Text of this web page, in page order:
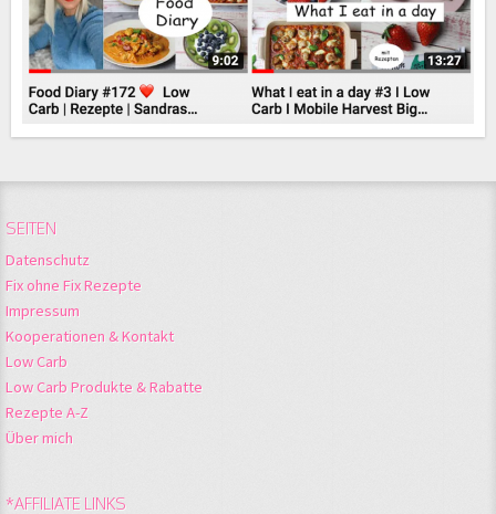
SEITEN
Datenschutz
Fix ohne Fix Rezepte
Impressum
Kooperationen & Kontakt
Low Carb
Low Carb Produkte & Rabatte
Rezepte A-Z
Über mich
*AFFILIATE LINKS